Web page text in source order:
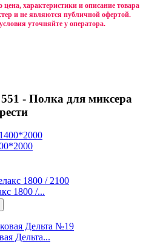
характеристики и описание товара
и не являются публичной офертой.
уточняйте у оператора.
- Полка для миксера
1800 /...
Дельта...